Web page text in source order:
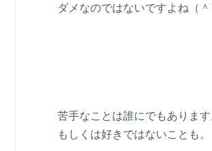
ダメなのではないですよね（＾
苦手なことは誰にでもあります
もしくは好きではないことも。